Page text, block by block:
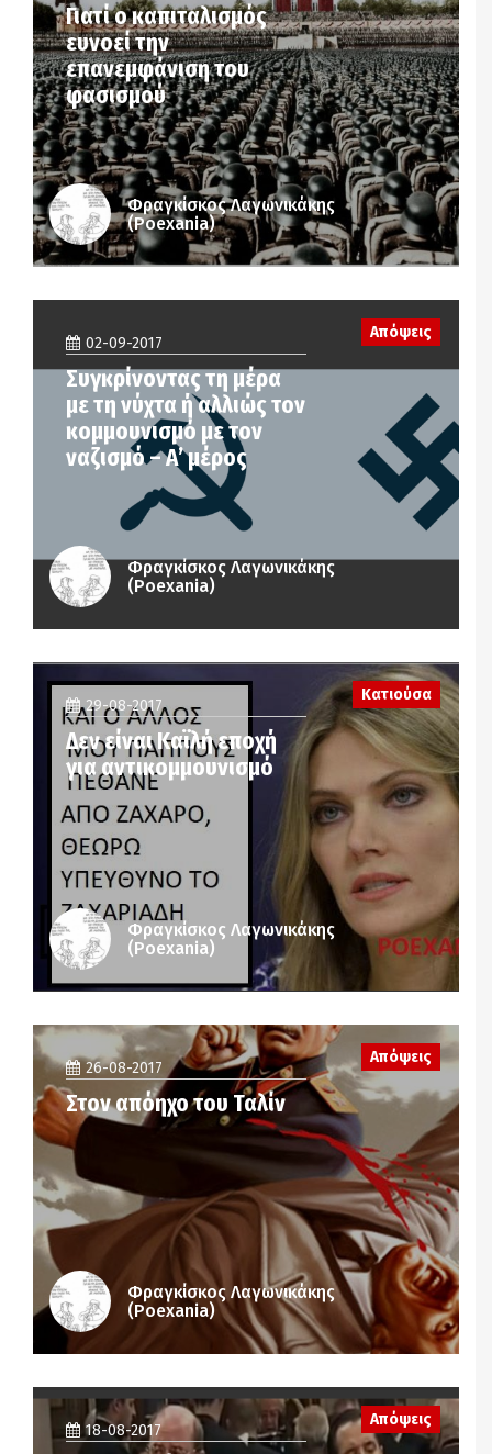
Γιατί ο καπιταλισμός
ευνοεί την
επανεμφάνιση του
φασισμού
Φραγκίσκος Λαγωνικάκης
(Poexania)
02-09-2017
Συγκρίνοντας τη μέρα
με τη νύχτα ή αλλιώς τον
κομμουνισμό με τον
ναζισμό – Α’ μέρος
Απόψεις
Φραγκίσκος Λαγωνικάκης
(Poexania)
29-08-2017
Δεν είναι Καϊλή εποχή
για αντικομμουνισμό
Κατιούσα
Φραγκίσκος Λαγωνικάκης
(Poexania)
26-08-2017
Στον απόηχο του Ταλίν
Απόψεις
Φραγκίσκος Λαγωνικάκης
(Poexania)
18-08-2017
Απόψεις